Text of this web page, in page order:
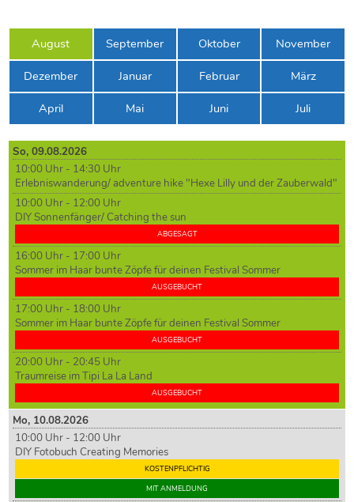
August September Oktober November
Dezember Januar Februar März
April Mai Juni Juli
So,09.08.2026
10:00 Uhr - 14:30 Uhr
Erlebniswanderung/ adventure hike "Hexe Lilly und der Zauberwald"
10:00 Uhr - 12:00 Uhr
DIY Sonnenfänger/ Catching the sun
ABGESAGT
16:00 Uhr - 17:00 Uhr
Sommer im Haar bunte Zöpfe für deinen Festival Sommer
AUSGEBUCHT
17:00 Uhr - 18:00 Uhr
Sommer im Haar bunte Zöpfe für deinen Festival Sommer
AUSGEBUCHT
20:00 Uhr - 20:45 Uhr
Traumreise im Tipi La La Land
AUSGEBUCHT
Mo, 10.08.2026
10:00 Uhr - 12:00 Uhr
DIY Fotobuch Creating Memories
KOSTENPFLICHTIG
MIT ANMELDUNG